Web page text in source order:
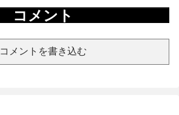
コメント
コメントを書き込む